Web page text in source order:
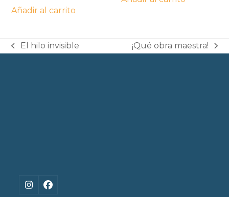
Añadir al carrito
previous
El hilo invisible
next
¡Qué obra maestra!
Instagram
Facebook